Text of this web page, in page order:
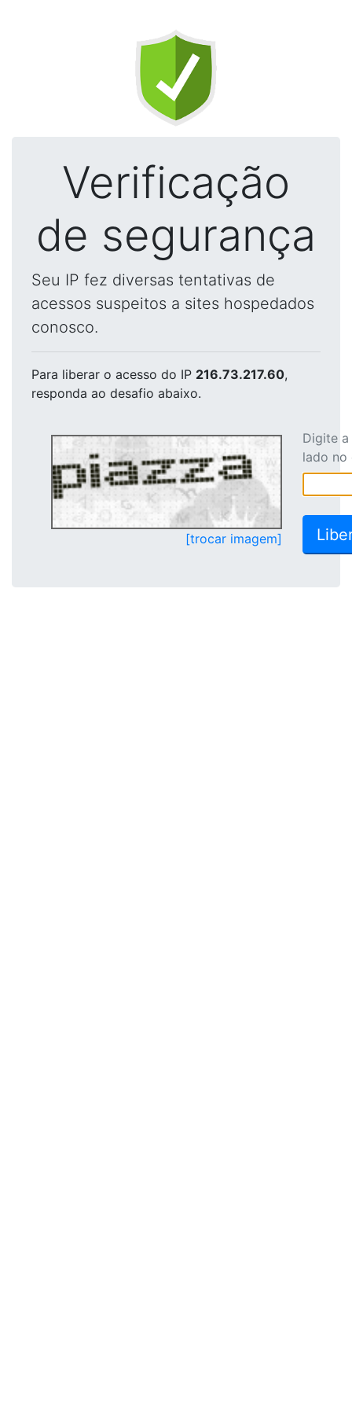
Verificação
de segurança
Seu IP fez diversas tentativas de
acessos suspeitos a sites hospedados
conosco.
Para liberar o acesso do IP 216.73.217.60,
responda ao desafio abaixo.
[trocar imagem]
Digite
lado no